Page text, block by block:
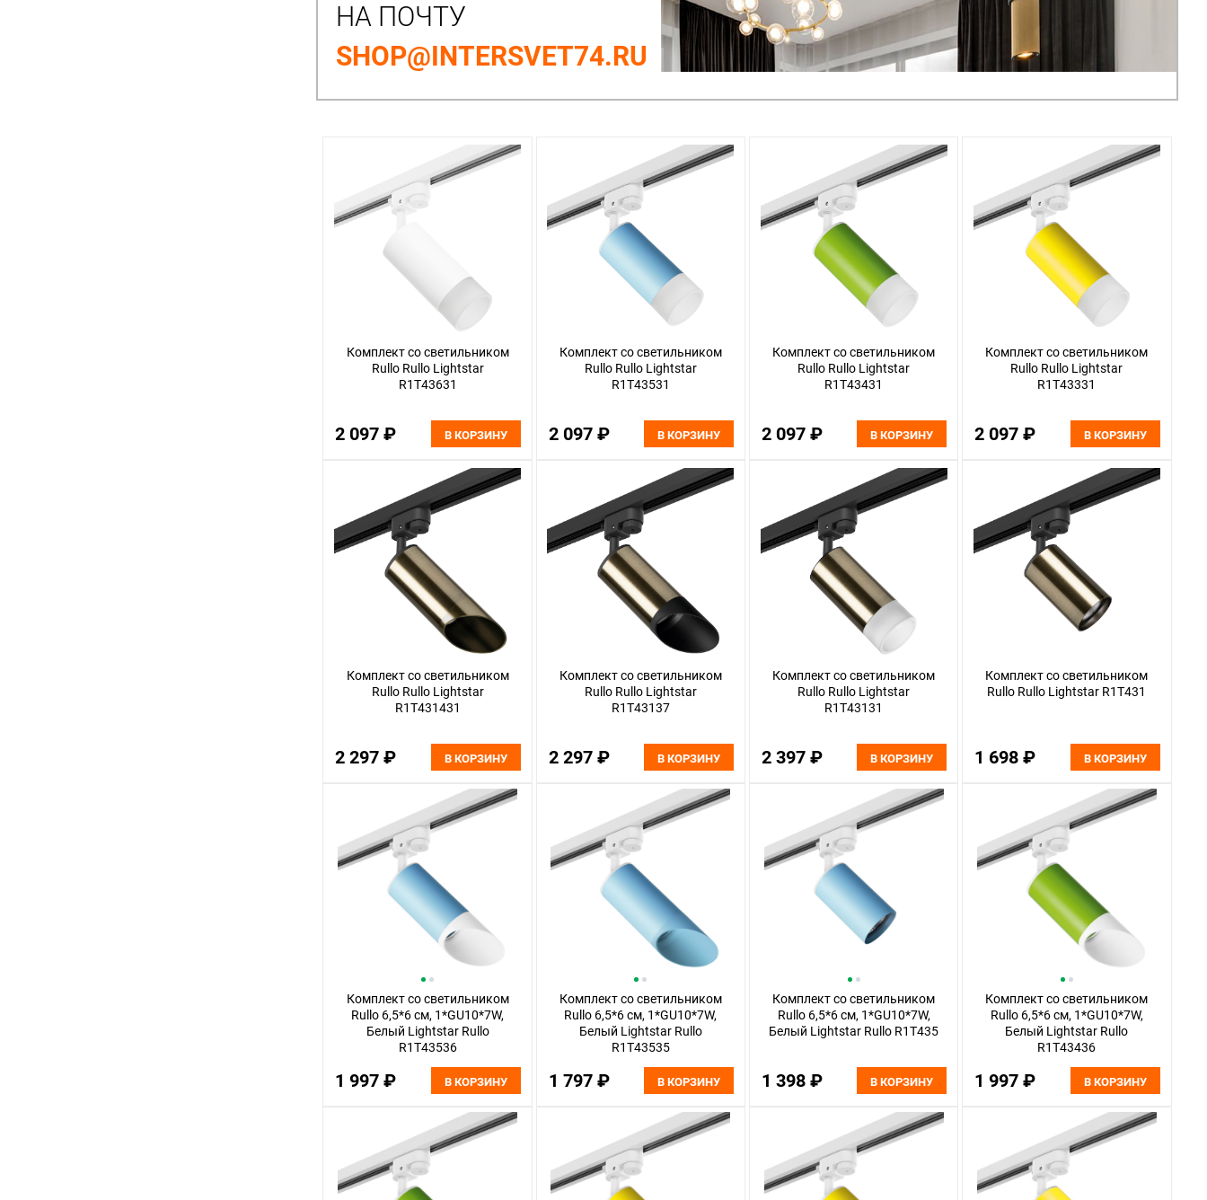
НА ПОЧТУ
SHOP@INTERSVET74.RU
Комплект со светильником
Rullo Rullo Lightstar
R1T43631
2 097 ₽ В КОРЗИНУ
Комплект со светильником
Rullo Rullo Lightstar
R1T43531
2 097 ₽ В КОРЗИНУ
Комплект со светильником
Rullo Rullo Lightstar
R1T43431
2 097 ₽ В КОРЗИНУ
Комплект со светильником
Rullo Rullo Lightstar
R1T43331
2 097 ₽ В КОРЗИНУ
Комплект со светильником
Rullo Rullo Lightstar
R1T431431
2 297 ₽ В КОРЗИНУ
Комплект со светильником
Rullo Rullo Lightstar
R1T43137
2 297 ₽ В КОРЗИНУ
Комплект со светильником
Rullo Rullo Lightstar
R1T43131
2 397 ₽ В КОРЗИНУ
Комплект со светильником
Rullo Rullo Lightstar R1T431
1 698 ₽ В КОРЗИНУ
Комплект со светильником
Rullo 6,5*6 см, 1*GU10*7W,
Белый Lightstar Rullo
R1T43536
1 997 ₽ В КОРЗИНУ
Комплект со светильником
Rullo 6,5*6 см, 1*GU10*7W,
Белый Lightstar Rullo
R1T43535
1 797 ₽ В КОРЗИНУ
Комплект со светильником
Rullo 6,5*6 см, 1*GU10*7W,
Белый Lightstar Rullo R1T435
1 398 ₽ В КОРЗИНУ
Комплект со светильником
Rullo 6,5*6 см, 1*GU10*7W,
Белый Lightstar Rullo
R1T43436
1 997 ₽ В КОРЗИНУ